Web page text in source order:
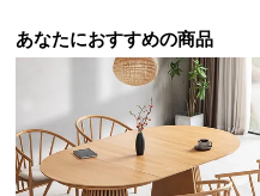
あなたにおすすめの商品